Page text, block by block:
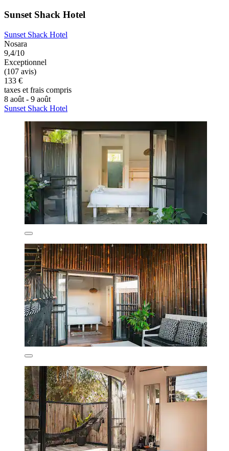
Sunset Shack Hotel
Sunset Shack Hotel
Nosara
9,4/10
Exceptionnel
(107 avis)
133 €
taxes et frais compris
8 août - 9 août
Sunset Shack Hotel